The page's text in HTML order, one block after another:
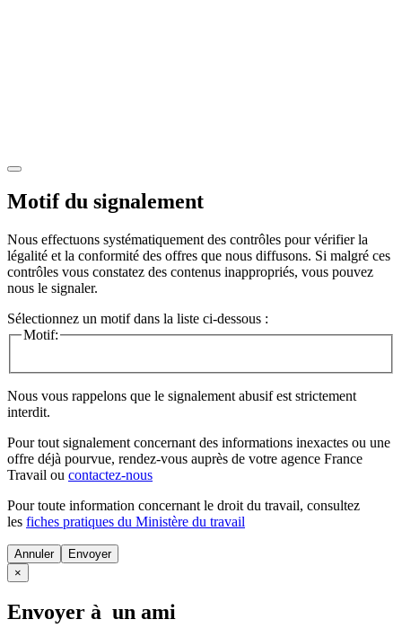
Motif du signalement
Nous effectuons systématiquement des contrôles pour vérifier la
légalité et la conformité des offres que nous diffusons. Si malgré ces
contrôles vous constatez des contenus inappropriés, vous pouvez
nous le signaler.
Sélectionnez un motif dans la liste ci-dessous :
Motif:
Nous vous rappelons que le signalement abusif est strictement
interdit.
Pour tout signalement concernant des informations inexactes ou une
offre déjà pourvue, rendez-vous auprès de votre agence France
Travail ou contactez-nous
Pour toute information concernant le droit du travail, consultez
les fiches pratiques du Ministère du travail
Annuler
×
Envoyer à un ami